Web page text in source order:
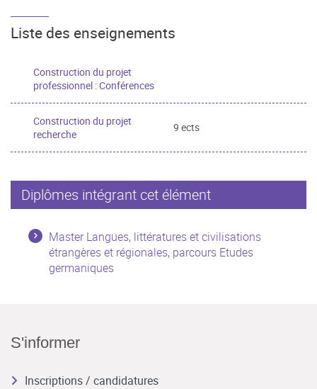
Liste des enseignements
Construction du projet
professionnel : Conférences
Construction du projet
recherche
9 ects
Diplômes intégrant cet élément
Master Langues, littératures et civilisations
étrangères et régionales, parcours Etudes
germaniques
S'informer
Inscriptions / candidatures